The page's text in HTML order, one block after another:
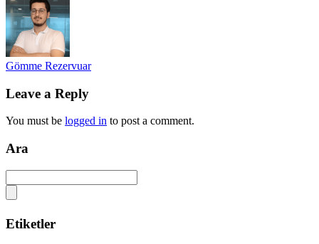
Gömme Rezervuar
Leave a Reply
You must be logged in to post a comment.
Ara
Etiketler